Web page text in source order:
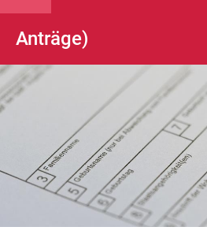
Anträge)